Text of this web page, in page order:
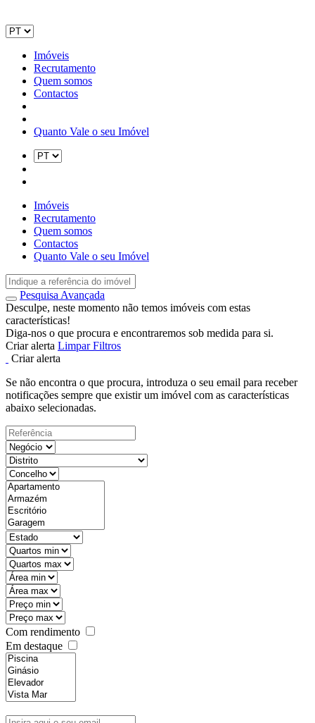
Imóveis
Recrutamento
Quem somos
Contactos
Quanto Vale o seu Imóvel
Imóveis
Recrutamento
Quem somos
Contactos
Quanto Vale o seu Imóvel
Pesquisa Avançada
Desculpe, neste momento não temos imóveis com estas
características!
Diga-nos o que procura e encontraremos sob medida para si.
Criar alerta Limpar Filtros
Criar alerta
Se não encontra o que procura, introduza o seu email para receber
notificações sempre que existir um imóvel com as características
abaixo selecionadas.
Com rendimento
Em destaque